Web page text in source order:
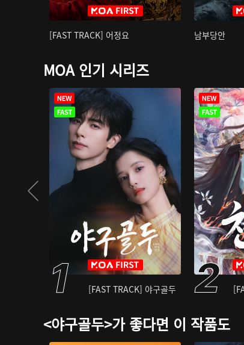
[FAST TRACK] 어정요 남부당안
MOA 인기 시리즈
[FAST TRACK] 야구골두
<야구골두>가 좋다면 이 작품도